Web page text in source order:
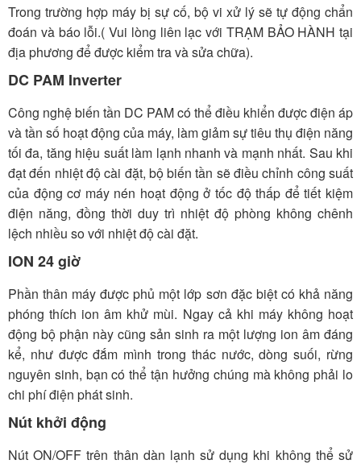
Trong trường hợp máy bị sự cố, bộ vi xử lý sẽ tự động chẩn
đoán và báo lỗi.( Vui lòng liên lạc với TRẠM BẢO HÀNH tại
địa phương để được kiểm tra và sửa chữa).
DC PAM Inverter
Công nghệ biến tần DC PAM có thể điều khiển được điện áp
và tần số hoạt động của máy, làm giảm sự tiêu thụ điện năng
tối đa, tăng hiệu suất làm lạnh nhanh và mạnh nhất. Sau khi
đạt đến nhiệt độ cài đặt, bộ biến tần sẽ điều chỉnh công suất
của động cơ máy nén hoạt động ở tốc độ thấp để tiết kiệm
điện năng, đồng thời duy trì nhiệt độ phòng không chênh
lệch nhiều so với nhiệt độ cài đặt.
ION 24 giờ
Phần thân máy được phủ một lớp sơn đặc biệt có khả năng
phóng thích ion âm khử mùi. Ngay cả khi máy không hoạt
động bộ phận này cũng sản sinh ra một lượng ion âm đáng
kể, như được đắm mình trong thác nước, dòng suối, rừng
nguyên sinh, bạn có thể tận hưởng chúng mà không phải lo
chi phí điện phát sinh.
Nút khởi động
Nút ON/OFF trên thân dàn lạnh sử dụng khi không thể sử